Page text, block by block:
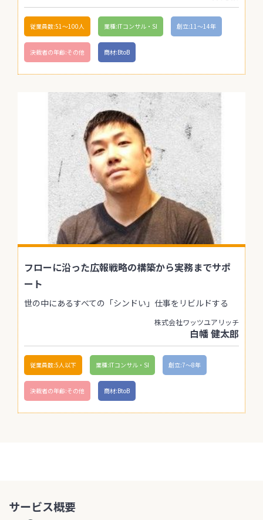
従業員数:51〜100人 業種:ITコンサル・SI 創立:11〜14年
決裁者の年齢:その他 商材:BtoB
フローに沿った広報戦略の構築から実務までサポ
ート
世の中にあるすべての「シンドい」仕事をリビルドする
株式会社ワッツユアリッチ
白幡 健太郎
従業員数:5人以下 業種:ITコンサル・SI 創立:7〜8年
決裁者の年齢:その他 商材:BtoB
サービス概要